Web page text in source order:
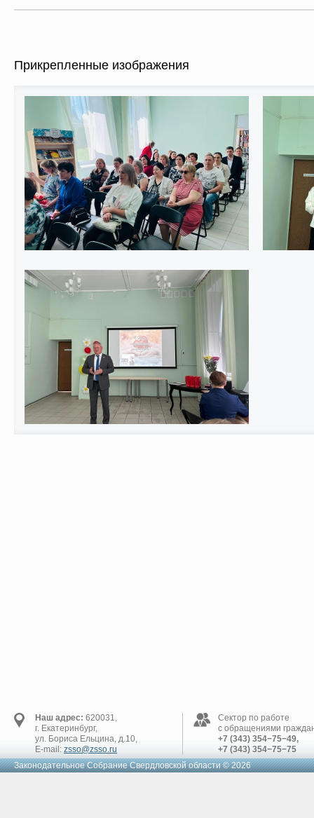
Прикрепленные изображения
Наш адрес: 620031,
г. Екатеринбург,
ул. Бориса Ельцина, д.10,
E-mail: zsso@zsso.ru
Сектор по работе
с обращениями
+7 (343) 354−75−49,
+7 (343) 354−75−75
Законодательное Cобрание Свердловской области © 2026